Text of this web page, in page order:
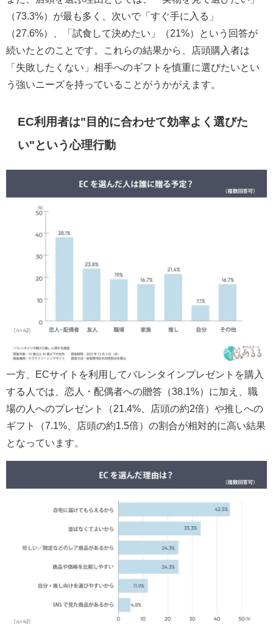
（73.3%）が最も多く、次いで「すぐ手に入る」
（27.6%）、「試食して決めたい」（21%）という回答が
続いたとのことです。これらの結果から、店頭購入者は
「失敗したくない」相手へのギフトを慎重に選びたいとい
う強いニーズを持っていることがうかがえます。
EC利用者は"目的に合わせて効率よく選びた
い"という心理行動
一方、ECサイトを利用してバレンタインプレゼントを購入
する人では、恋人・配偶者への贈答（38.1%）に加え、職
場の人へのプレゼント（21.4%、店頭の約2倍）や推しへの
ギフト（7.1%、店頭の約1.5倍）の割合が相対的に高い結果
となっています。